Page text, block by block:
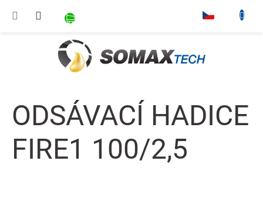
NÁKUPNÍ KOŠÍK
ODSÁVACÍ HADICE
FIRE1 100/2,5